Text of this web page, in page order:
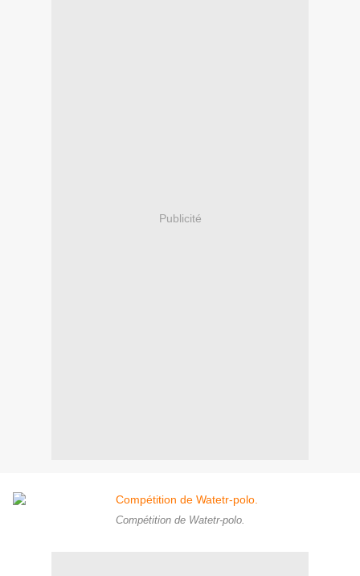
Publicité
Compétition de Watetr-polo.